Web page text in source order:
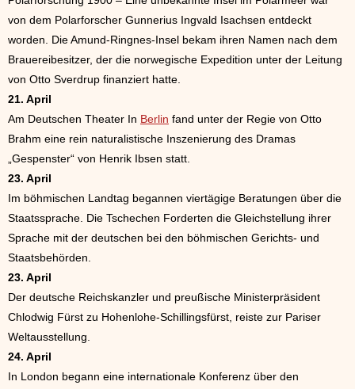
von dem Polarforscher Gunnerius Ingvald Isachsen entdeckt
worden. Die Amund-Ringnes-Insel bekam ihren Namen nach dem
Brauereibesitzer, der die norwegische Expedition unter der Leitung
von Otto Sverdrup finanziert hatte.
21. April
Am Deutschen Theater In Berlin fand unter der Regie von Otto
Brahm eine rein naturalistische Inszenierung des Dramas
„Gespenster“ von Henrik Ibsen statt.
23. April
Im böhmischen Landtag begannen viertägige Beratungen über die
Staatssprache. Die Tschechen Forderten die Gleichstellung ihrer
Sprache mit der deutschen bei den böhmischen Gerichts- und
Staatsbehörden.
23. April
Der deutsche Reichskanzler und preußische Ministerpräsident
Chlodwig Fürst zu Hohenlohe-Schillingsfürst, reiste zur Pariser
Weltausstellung.
24. April
In London begann eine internationale Konferenz über den